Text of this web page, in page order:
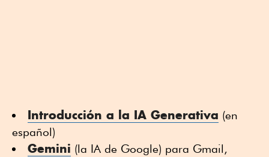
Introducción a la IA Generativa (en
español)
Gemini (la IA de Google) para Gmail,